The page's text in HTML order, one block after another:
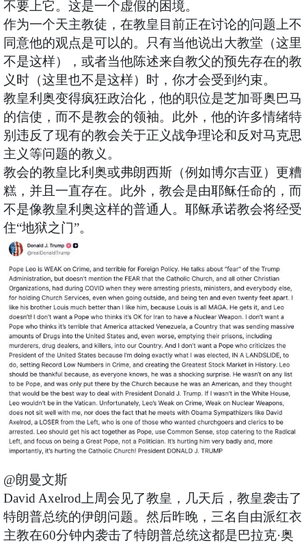
不要上它。这是一个虚假的困境。
作为一个天主教徒，在教皇目前正在讨论的问题上不
同意他的观点是可以的。只有当他说出大教堂（这里
不是这样），或者当他陈述来自教父的预先存在的教
义时（这里也不是这样）时，你才会受到约束。
教皇利奥变得疯狂政治化，他的职位是芝加哥奥巴马
的信使，而不是教会的领袖。此外，他的许多情绪特
别违反了现有的教会关于正义战争理论和反对马克思
主义等问题的教义。
教会的教皇比利奥或弗朗西斯（例如博尔吉亚）更糟
糕，并且一直存在。此外，教会是由耶稣任命的，而
不是像教皇利奥这样的普通人。耶稣承诺教会将经受
住“地狱之门”。
@朗曼文斯
David Axelrod上周会见了教皇，几天后，教皇袭击了
特朗普总统的伊朗问题。然后昨晚，三名自由派红衣
主教在60分钟内袭击了特朗普总统这都是巴拉克·奥